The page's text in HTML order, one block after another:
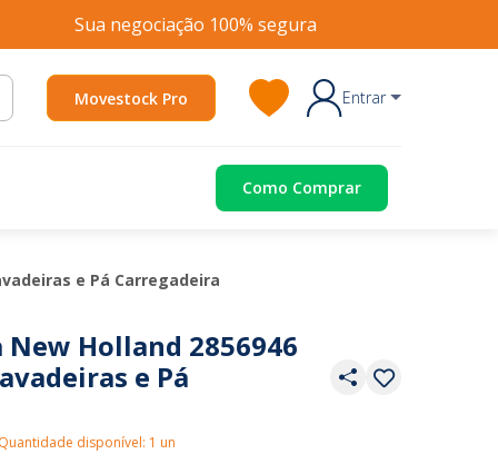
Sua negociação 100% segura
Movestock Pro Entrar
Como Comprar
e Pá Carregadeira
Holland 2856946
e Pá
Quantidade disponível: 1 un